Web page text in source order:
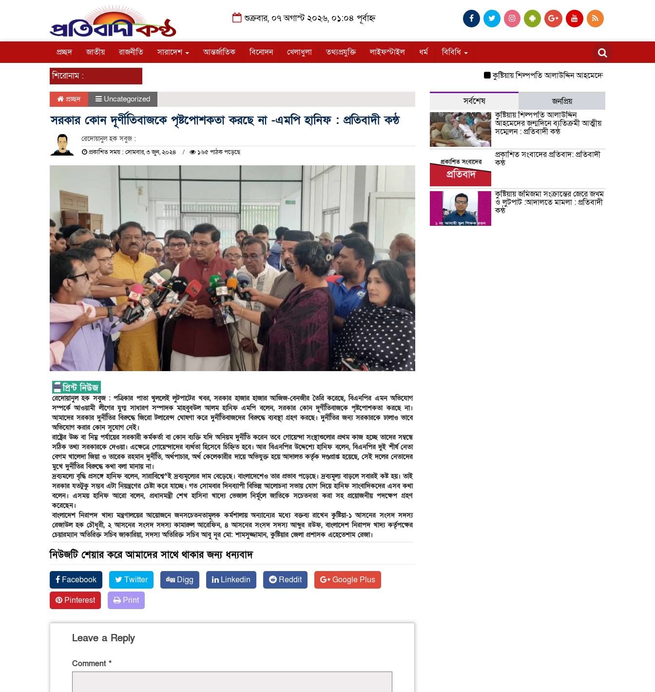
শুক্রবার, ০৭ অগাস্ট ২০২৬, ০১:০৪ পূর্বাহ্ন
প্রচ্ছদ জাতীয় রাজনীতি সারাদেশ আন্তর্জাতিক বিনোদন খেলাধুলা তথ্যপ্রযুক্তি লাইফস্টাইল ধর্ম বিবিধি
শিরোনাম : কুষ্টিয়ায় শিল্পপতি আলাউদ্দিন আহমেদের জন্মদিনে ব্যতিক্রমী
প্রচ্ছদ Uncategorized
সরকার কোন দূর্ণীতিবাজকে পৃষ্টপোশকতা করছে না -এমপি হানিফ : প্রতিবাদী কন্ঠ
রেদোয়ানুল হক সবুজ :
প্রকাশিত সময় : সোমবার, ৩ জুন, ২০২৪ ১৬৫ পাঠক পড়েছে
রেদোয়ানুল হক সবুজ : পত্রিকার পাতা খুললেই লুটপাটের খবর, সরকার হাজার হাজার আজিজ-বেনজীর তৈরি করেছে, বিএনপির এমন অভিযোগ
সম্পর্কে আওয়ামী লীগের যুগ্ম সাধারণ সম্পাদক মাহবুবউল আলম হানিফ এমপি বলেন, সরকার কোন দূর্ণীতিবাজকে পৃষ্টপোশকতা করছে না।
আমাদের সরকার দুর্নীতির বিরুদ্ধে জিরো টলারেন্স ঘোষণা করে দুর্নীতিবাজদের বিরুদ্ধে ব্যবস্থা গ্রহণ করছে। দুর্নীতির জন্য সরকারকে ঢালাও ভাবে
অভিযোগ করার কোন সুযোগ নেই।
রাষ্ট্রের উচ্চ বা নিম্ন পর্যায়ের সরকারী কর্মকর্তা বা কোন ব্যক্তি যদি অনিয়ম দুর্নীতি করেন তবে গোয়েন্দা সংস্থাগুলোর প্রথম কাজ হচ্ছে তাদের সম্বন্ধে
সঠিক তথ্য সরকারকে দেওয়া। এক্ষেত্রে গোয়েন্দাদের ব্যর্থতা হিসেবে চিহ্নিত হবে। আর বিএনপির উদ্দেশ্যে হানিফ বলেন, বিএনপির দুই শীর্ষ নেতা
বেগম খালেদা জিয়া ও তারেক রহমান দুর্নীতি, অর্থপাচার, অর্থ কেলেকারীর দায়ে অভিযুক্ত হয়ে আদালত কর্তৃক দণ্ডপ্রাপ্ত হয়েছে, সেই দলের নেতাদের
মুখে দুর্নীতির বিরুদ্ধে কথা বলা মানায় না।
দ্রব্যমল্যে বৃদ্ধি প্রসঙ্গে হানিফ বলেন, সারাবিশ্বে^ই দ্রব্যমূল্যের দাম বেড়েছে। বাংলাদেশেও তার প্রভাব পড়েছে। দ্রব্যমূল্য বাড়লে সবারই কষ্ট হয়। তাই
সরকার যতটুকু সম্ভব এটা নিয়ন্ত্রণের চেষ্টা করে যাচ্ছে। গত সোমবার দিনব্যাপী বিভিন্ন আলোচনা সভায় যোগ দিয়ে হানিফ সাংবাদিকদের এসব কথা
বলেন। এসময় হানিফ আরো বলেন, প্রধানমন্ত্রী শেখ হাসিনা খাদ্যে ভেজাল নির্মূলে জাতিকে সচেতনতা করা সহ প্রয়োজনীয় পদক্ষেপ গ্রহণ
করেছেন।
বাংলাদেশ নিরাপদ খাদ্য মন্ত্রণালয়ের আয়োজনে জনসচেতনতামূলক কর্মশালায় অন্যান্যের মধ্যে বক্তব্য রাখেন কুষ্টিয়া-১ আসনের সংসদ সদস্য
রেজাউল হক চৌধূরী, ২ আসনের সংসদ সদস্য কামারুল আরেফিন, ৪ আসনের সংসদ সদস্য আব্দুর রউফ, বাংলাদেশ নিরাপদ খাদ্য কর্তৃপক্ষের
চেয়ারম্যান অতিরিক্ত সচিব জাকারিয়া, সদস্য অতিরিক্ত সচিব আবু নূর মো: শামসুজ্জামান, কুষ্টিয়ার জেলা প্রশাসক এহেতেশাম রেজা।
নিউজটি শেয়ার করে আমাদের সাথে থাকার জন্য ধন্যবাদ
Facebook Twitter Digg Linkedin Reddit
Google Plus
Pinterest
Print
Leave a Reply
Comment *
সর্বশেষ
জনপ্রিয়
কুষ্টিয়ায় শিল্পপতি আলাউদ্দিন
আহমেদের জন্মদিনে ব্যতিক্রমী আত্মীয়
সম্মেলন : প্রতিবাদী কন্ঠ
প্রকাশিত সংবাদের প্রতিবাদ: প্রতিবাদী
কন্ঠ
কুষ্টিয়ায় জমিজমা সংক্রান্তের জেরে জখম
ও লুটপাট :আদালতে মামলা : প্রতিবাদী
কন্ঠ